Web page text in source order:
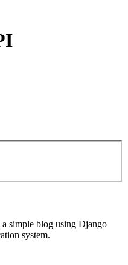
a simple blog using Django
system.